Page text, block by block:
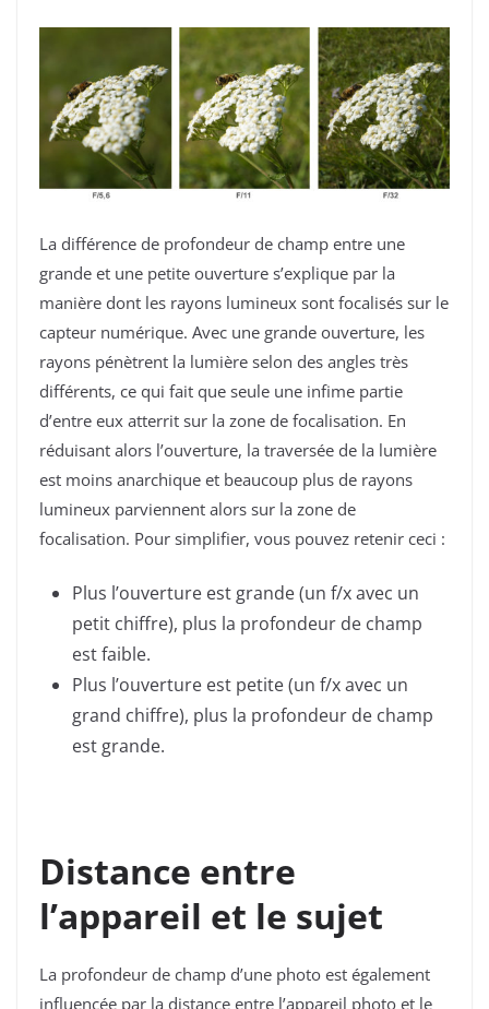
La différence de profondeur de champ entre une
grande et une petite ouverture s’explique par la
manière dont les rayons lumineux sont focalisés sur le
capteur numérique. Avec une grande ouverture, les
rayons pénètrent la lumière selon des angles très
différents, ce qui fait que seule une infime partie
d’entre eux atterrit sur la zone de focalisation. En
réduisant alors l’ouverture, la traversée de la lumière
est moins anarchique et beaucoup plus de rayons
lumineux parviennent alors sur la zone de
focalisation. Pour simplifier, vous pouvez retenir ceci :
Plus l’ouverture est grande (un f/x avec un
petit chiffre), plus la profondeur de champ
est faible.
Plus l’ouverture est petite (un f/x avec un
grand chiffre), plus la profondeur de champ
est grande.
Distance entre
l’appareil et le sujet
La profondeur de champ d’une photo est également
influencée par la distance entre l’appareil photo et le